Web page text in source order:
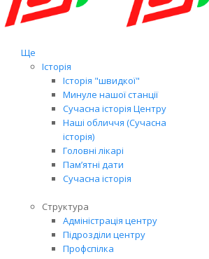
Ще
Історія
Історія "швидкої"
Минуле нашої станції
Сучасна історія Центру
Наші обличчя (Сучасна
історія)
Головні лікарі
Пам’ятні дати
Сучасна історія
Структура
Адміністрація центру
Підрозділи центру
Профспілка